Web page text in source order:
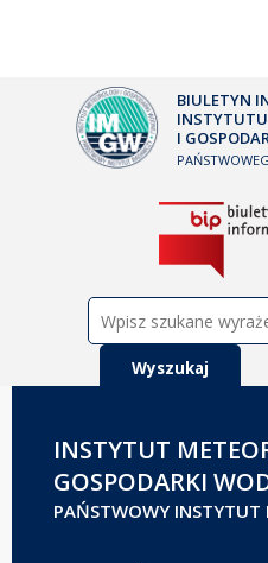
BIULETYN
I
INSTYTUT
GOSPODARKI
PAŃSTWOWY INSTYTUT